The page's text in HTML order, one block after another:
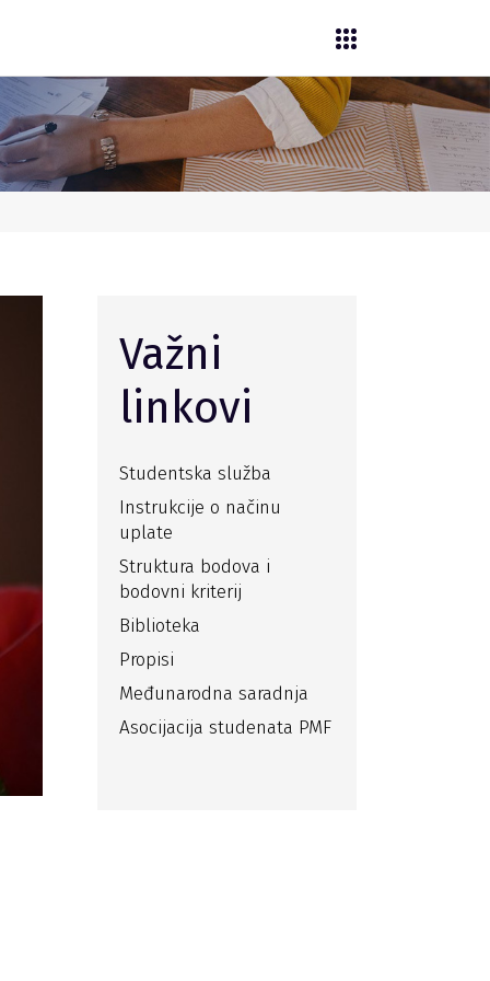
Važni
linkovi
Studentska služba
Instrukcije o načinu
uplate
Struktura bodova i
bodovni kriterij
Biblioteka
Propisi
Međunarodna saradnja
Asocijacija studenata PMF